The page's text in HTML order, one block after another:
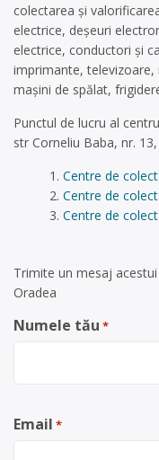
colectarea și
electrice, deșeuri
electrice, conductori și
imprimante,
mașini de spălat,
Punctul de lucru al
str Corneliu Baba, nr.
Centre de
Centre de
Centre de
Trimite un mesaj
Oradea
Numele tău *
Email *